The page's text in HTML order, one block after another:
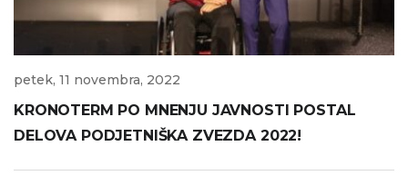
petek, 11 novembra, 2022
KRONOTERM PO MNENJU JAVNOSTI POSTAL
DELOVA PODJETNIŠKA ZVEZDA 2022!